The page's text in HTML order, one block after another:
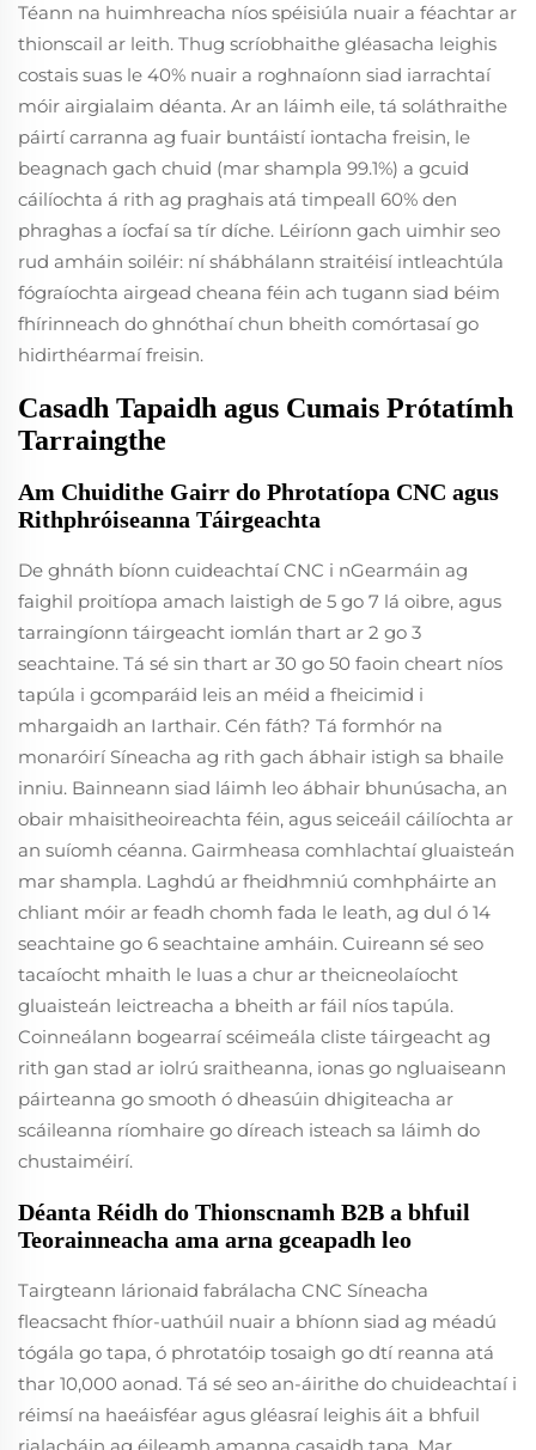
Téann na huimhreacha níos spéisiúla nuair a féachtar ar
thionscail ar leith. Thug scríobhaithe gléasacha leighis
costais suas le 40% nuair a roghnaíonn siad iarrachtaí
móir airgialaim déanta. Ar an láimh eile, tá soláthraithe
páirtí carranna ag fuair buntáistí iontacha freisin, le
beagnach gach chuid (mar shampla 99.1%) a gcuid
cáilíochta á rith ag praghais atá timpeall 60% den
phraghas a íocfaí sa tír díche. Léiríonn gach uimhir seo
rud amháin soiléir: ní shábhálann straitéisí intleachtúla
fógraíochta airgead cheana féin ach tugann siad béim
fhírinneach do ghnóthaí chun bheith comórtasaí go
hidirthéarmaí freisin.
Casadh Tapaidh agus Cumais Prótatímh
Tarraingthe
Am Chuidithe Gairr do Phrotatíopa CNC agus
Rithphróiseanna Táirgeachta
De ghnáth bíonn cuideachtaí CNC i nGearmáin ag
faighil proitíopa amach laistigh de 5 go 7 lá oibre, agus
tarraingíonn táirgeacht iomlán thart ar 2 go 3
seachtaine. Tá sé sin thart ar 30 go 50 faoin cheart níos
tapúla i gcomparáid leis an méid a fheicimid i
mhargaidh an Iarthair. Cén fáth? Tá formhór na
monaróirí Síneacha ag rith gach ábhair istigh sa bhaile
inniu. Bainneann siad láimh leo ábhair bhunúsacha, an
obair mhaisitheoireachta féin, agus seiceáil cáilíochta ar
an suíomh céanna. Gairmheasa comhlachtaí gluaisteán
mar shampla. Laghdú ar fheidhmniú comhpháirte an
chliant móir ar feadh chomh fada le leath, ag dul ó 14
seachtaine go 6 seachtaine amháin. Cuireann sé seo
tacaíocht mhaith le luas a chur ar theicneolaíocht
gluaisteán leictreacha a bheith ar fáil níos tapúla.
Coinneálann bogearraí scéimeála cliste táirgeacht ag
rith gan stad ar iolrú sraitheanna, ionas go ngluaiseann
páirteanna go smooth ó dheasúin dhigiteacha ar
scáileanna ríomhaire go díreach isteach sa láimh do
chustaiméirí.
Déanta Réidh do Thionscnamh B2B a bhfuil
Teorainneacha ama arna gceapadh leo
Tairgteann lárionaid fabrálacha CNC Síneacha
fleacsacht fhíor-uathúil nuair a bhíonn siad ag méadú
tógála go tapa, ó phrotatóip tosaigh go dtí reanna atá
thar 10,000 aonad. Tá sé seo an-áirithe do chuideachtaí i
réimsí na haeáisféar agus gléasraí leighis áit a bhfuil